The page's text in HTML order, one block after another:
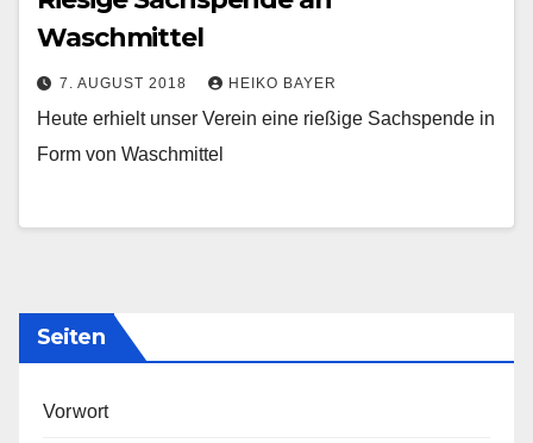
Waschmittel
7. AUGUST 2018 HEIKO BAYER
Heute erhielt unser Verein eine rießige Sachspende in
Form von Waschmittel
Seiten
Vorwort